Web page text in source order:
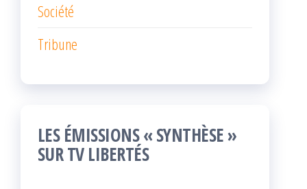
Société
Tribune
LES ÉMISSIONS « SYNTHÈSE »
SUR TV LIBERTÉS